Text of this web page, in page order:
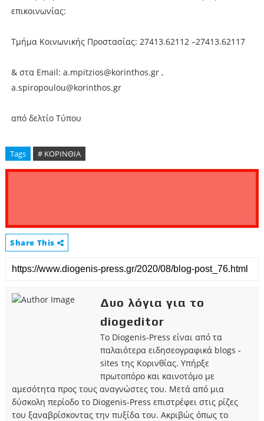
επικοινωνίας:
Τμήμα Κοινωνικής Προστασίας: 27413.62112 –27413.62117
& στα Email: a.mpitzios@korinthos.gr ,
a.spiropoulou@korinthos.gr
από δελτίο Τύπου
Tags # ΚΟΡΙΝΘΙΑ
Share This
Δυο λόγια για το
diogeditor
Το Diogenis-Press είναι από τα
παλαιότερα ειδησεογραφικά blogs -
sites της Κορινθίας. Υπήρξε
πρωτοπόρο και καινοτόμο με
αμεσότητα προς τους αναγνώστες του. Μετά από μια
δύσκολη περίοδο το Diogenis-Press επιστρέφει στις ρίζες
του ξαναβρίσκοντας την πυξίδα του. Ακριβώς όπως το